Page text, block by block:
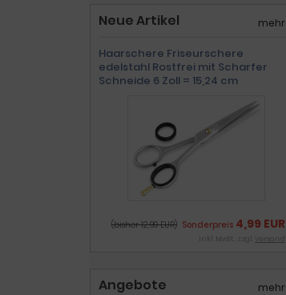
Neue Artikel mehr
Haarschere Friseurschere
edelstahl Rostfrei mit Scharfer
Schneide 6 Zoll = 15,24 cm
(bisher 12,99 EUR) Sonderpreis 4,99 EUR
inkl .MwSt., zzgl. Versand
Angebote mehr